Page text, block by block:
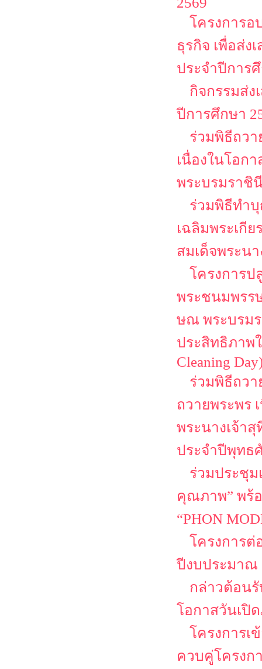
โครงการอ
ธุรกิจ เพื่อส่
ประจำปีการ
กิจกรรมส่ง
ปีการศึกษา
ร่วมพิธีถว
เนื่องในโอก
พระบรมราชิ
ร่วมพิธีทำ
เฉลิมพระเกี
สมเด็จพระน
โครงการป
พระชนมพรร
ษณ พระบรม
ประสิทธิภาพ
Cleaning
ร่วมพิธีถวา
ถวายพระพร
พระนางเจ้า
ประจำปีพุทธ
ร่วมประชุม
คุณภาพ” พร้
“PHON
โครงการ
ปีงบประมาณ
กล่าวต้อน
โอกาสวันเปิ
โครงการเ
ควบคู่โครงก